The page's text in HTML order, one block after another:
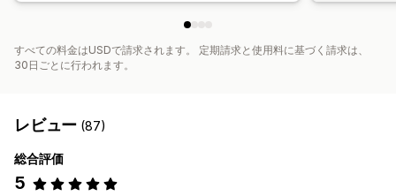
すべての料金はUSDで請求されます。 定期請求と使用料に基づく請求は、
30日ごとに行われます。
レビュー (87)
総合評価
5